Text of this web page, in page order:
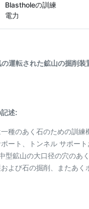
Blastholeの訓練
電力
運転された鉱山の掘削装
述:
種のあく石のための訓練
ート、トンネル サポー
型鉱山の大口径の穴のあ
よび石の掘削、またあく